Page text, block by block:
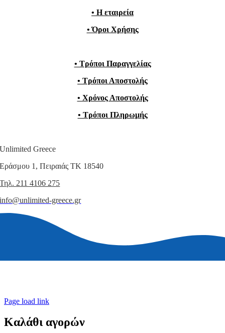
• Η εταιρεία
• Όροι Χρήσης
• Τρόποι Παραγγελίας
• Τρόποι Αποστολής
• Χρόνος Αποστολής
• Τρόποι Πληρωμής
Unlimited Greece
Εράσμου 1, Πειραιάς ΤΚ 18540
Τηλ. 211 4106 275
info@unlimited-greece.gr
Page load link
Καλάθι αγορών